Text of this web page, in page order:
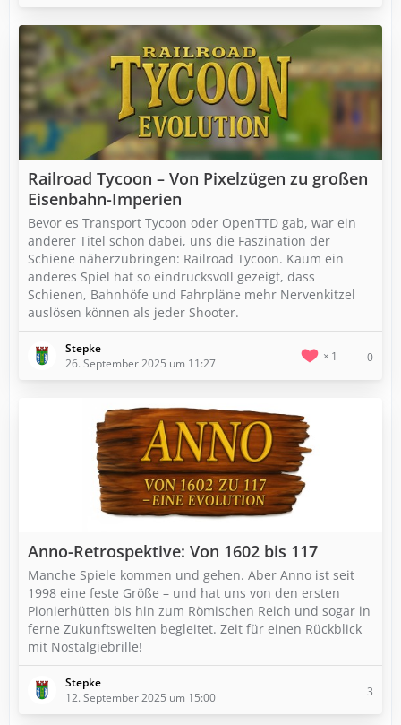
Railroad Tycoon – Von Pixelzügen zu großen
Eisenbahn-Imperien
Bevor es Transport Tycoon oder OpenTTD gab, war ein
anderer Titel schon dabei, uns die Faszination der
Schiene näherzubringen: Railroad Tycoon. Kaum ein
anderes Spiel hat so eindrucksvoll gezeigt, dass
Schienen, Bahnhöfe und Fahrpläne mehr Nervenkitzel
auslösen können als jeder Shooter.
Stepke
26. September 2025 um 11:27
1 0
Anno-Retrospektive: Von 1602 bis 117
Manche Spiele kommen und gehen. Aber Anno ist seit
1998 eine feste Größe – und hat uns von den ersten
Pionierhütten bis hin zum Römischen Reich und sogar in
ferne Zukunftswelten begleitet. Zeit für einen Rückblick
mit Nostalgiebrille!
Stepke
12. September 2025 um 15:00
3